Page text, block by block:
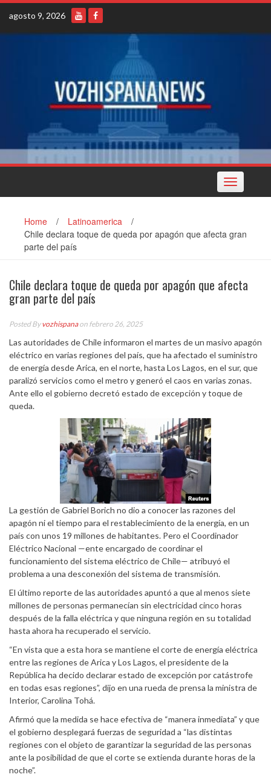
Skip
content
agosto 9, 2026
Toggle
navigation
Home / Latinoamerica
/
Chile declara toque de queda por apagón que afecta gran
parte del país
Chile declara toque de queda por apagón que afecta
gran parte del país
Posted Byvozhispanaon febrero 26, 2025
Las autoridades de Chile informaron el martes de un masivo apagón
eléctrico en varias regiones del país, que ha afectado el suministro
de energía desde Arica, en el norte, hasta Los Lagos, en el sur, que
paralizó servicios como el metro y generó el caos en varias zonas.
Ante ello el gobierno decretó estado de excepción y toque de
queda.
La gestión de Gabriel Borich no dio a conocer las razones del
apagón ni el tiempo para el restablecimiento de la energía, en un
país con unos 19 millones de habitantes. Pero el Coordinador
Eléctrico Nacional —ente encargado de coordinar el
funcionamiento del sistema eléctrico de Chile— atribuyó el
problema a una desconexión del sistema de transmisión.
El último reporte de las autoridades apuntó a que al menos siete
millones de personas permanecían sin electricidad cinco horas
después de la falla eléctrica y que ninguna región en su totalidad
hasta ahora ha recuperado el servicio.
“En vista que a esta hora se mantiene el corte de energía eléctrica
entre las regiones de Arica y Los Lagos, el presidente de la
República ha decido declarar estado de excepción por catástrofe
en todas esas regiones”, dijo en una rueda de prensa la ministra de
Interior, Carolina Tohá.
Afirmó que la medida se hace efectiva de “manera inmediata” y que
el gobierno desplegará fuerzas de seguridad a “las distintas
regiones con el objeto de garantizar la seguridad de las personas
ante la posibilidad de que el corte se extienda durante horas de la
noche”.